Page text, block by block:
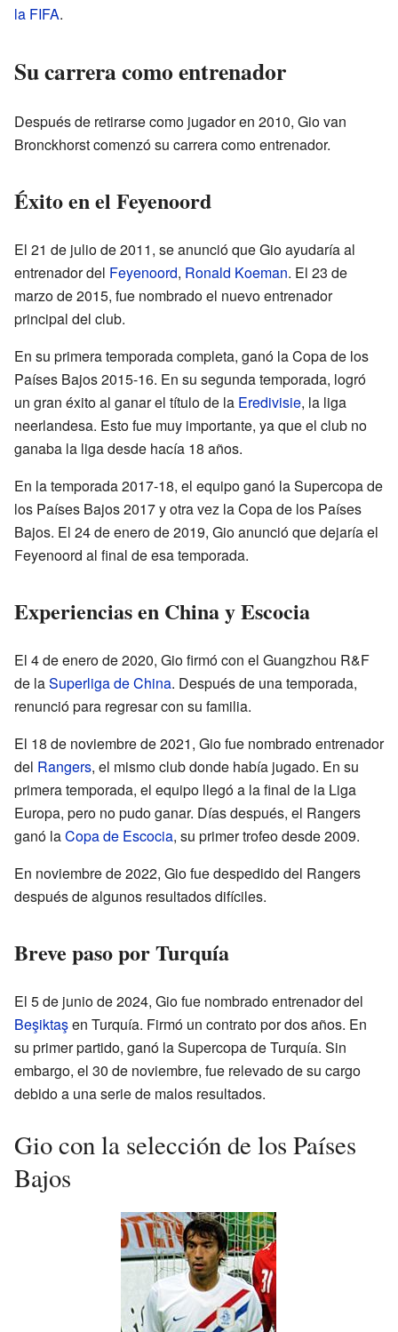
la FIFA.
Su carrera como entrenador
Después de retirarse como jugador en 2010, Gio van
Bronckhorst comenzó su carrera como entrenador.
Éxito en el Feyenoord
El 21 de julio de 2011, se anunció que Gio ayudaría al
entrenador del Feyenoord, Ronald Koeman. El 23 de
marzo de 2015, fue nombrado el nuevo entrenador
principal del club.
En su primera temporada completa, ganó la Copa de los
Países Bajos 2015-16. En su segunda temporada, logró
un gran éxito al ganar el título de la Eredivisie, la liga
neerlandesa. Esto fue muy importante, ya que el club no
ganaba la liga desde hacía 18 años.
En la temporada 2017-18, el equipo ganó la Supercopa de
los Países Bajos 2017 y otra vez la Copa de los Países
Bajos. El 24 de enero de 2019, Gio anunció que dejaría el
Feyenoord al final de esa temporada.
Experiencias en China y Escocia
El 4 de enero de 2020, Gio firmó con el Guangzhou R&F
de laSuperliga de China. Después de una temporada,
renunció para regresar con su familia.
El 18 de noviembre de 2021, Gio fue nombrado entrenador
del Rangers, el mismo club donde había jugado. En su
primera temporada, el equipo llegó a la final de la Liga
Europa, pero no pudo ganar. Días después, el Rangers
ganó laCopa de Escocia, su primer trofeo desde 2009.
En noviembre de 2022, Gio fue despedido del Rangers
después de algunos resultados difíciles.
Breve paso por Turquía
El 5 de junio de 2024, Gio fue nombrado entrenador del
Beşiktaşen Turquía. Firmó un contrato por dos años. En
su primer partido, ganó la Supercopa de Turquía. Sin
embargo, el 30 de noviembre, fue relevado de su cargo
debido a una serie de malos resultados.
Gio con la selección de los Países
Bajos